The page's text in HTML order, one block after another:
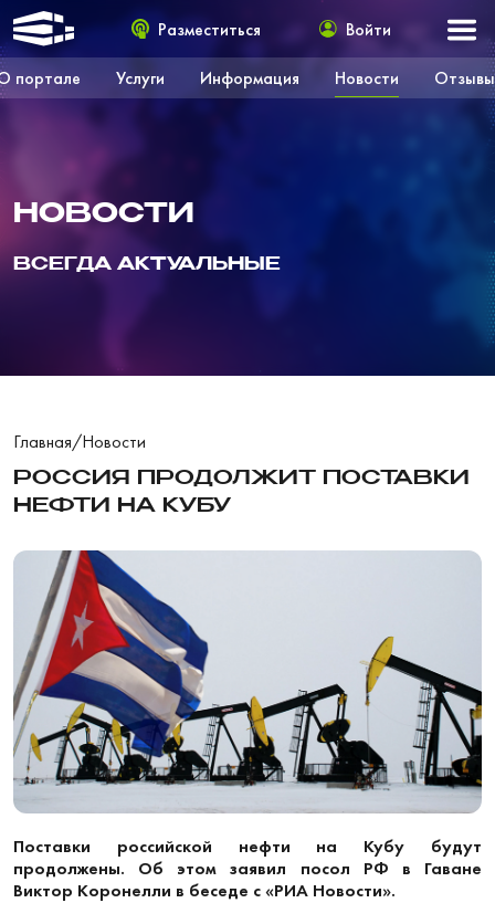
портале Услуги Информация Новости Отзывы
Разместиться Войти
НОВОСТИ
ВСЕГДА АКТУАЛЬНЫЕ
Главная/Новости
РОССИЯ ПРОДОЛЖИТ ПОСТАВКИ
НЕФТИ НА КУБУ
Поставки российской нефти на Кубу будут
продолжены. Об этом заявил посол РФ в Гаване
Виктор Коронелли в беседе с «РИА Новости».